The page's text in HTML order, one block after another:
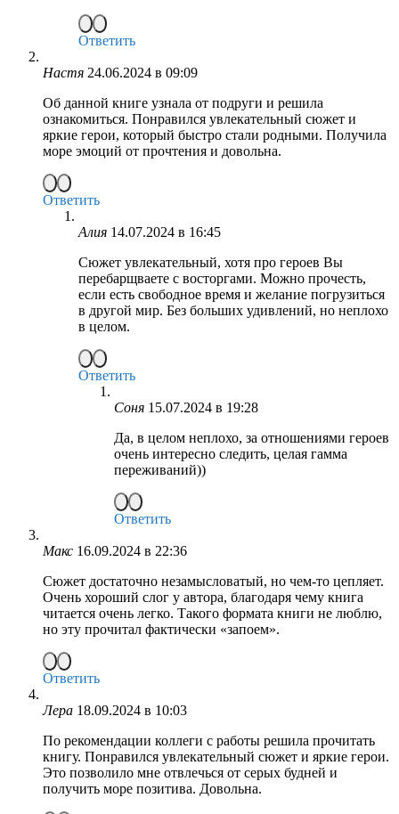
Ответить
Настя 24.06.2024 в 09:09
Об данной книге узнала от подруги и решила
ознакомиться. Понравился увлекательный сюжет и
яркие герои, который быстро стали родными. Получила
море эмоций от прочтения и довольна.
Ответить
Алия 14.07.2024 в 16:45
Сюжет увлекательный, хотя про героев Вы
перебарщваете с восторгами. Можно прочесть,
если есть свободное время и желание погрузиться
в другой мир. Без больших удивлений, но неплохо
в целом.
Ответить
Соня 15.07.2024 в 19:28
Да, в целом неплохо, за отношениями героев
очень интересно следить, целая гамма
переживаний))
Ответить
Макс 16.09.2024 в 22:36
Сюжет достаточно незамысловатый, но чем-то цепляет.
Очень хороший слог у автора, благодаря чему книга
читается очень легко. Такого формата книги не люблю,
но эту прочитал фактически «запоем».
Ответить
Лера 18.09.2024 в 10:03
По рекомендации коллеги с работы решила прочитать
книгу. Понравился увлекательный сюжет и яркие герои.
Это позволило мне отвлечься от серых будней и
получить море позитива. Довольна.